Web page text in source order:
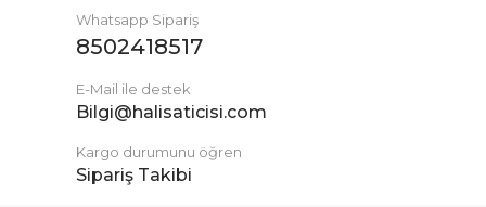
Whatsapp Sipariş
8502418517
E-Mail ile destek
Bilgi@halisaticisi.com
Kargo durumunu öğren
Sipariş Takibi